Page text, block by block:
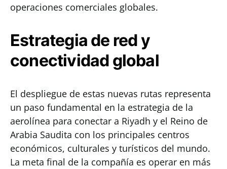
operaciones comerciales globales.
Estrategia de red y
conectividad global
El despliegue de estas nuevas rutas representa
un paso fundamental en la estrategia de la
aerolínea para conectar a Riyadh y el Reino de
Arabia Saudita con los principales centros
económicos, culturales y turísticos del mundo.
La meta final de la compañía es operar en más